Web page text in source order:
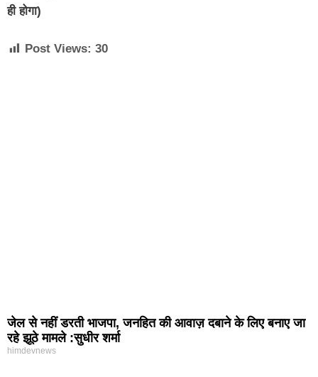
ही होगा)
Post Views: 30
जेल से नहीं डरती भाजपा, जनहित की आवाज़ दबाने के लिए बनाए जा
रहे झूठे मामले :सुधीर शर्मा
himdevnews